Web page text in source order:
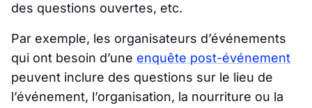
des questions ouvertes, etc.
Par exemple, les organisateurs d’événements
qui ont besoin d’une enquête post-événement
peuvent inclure des questions sur le lieu de
l’événement, l’organisation, la nourriture ou la